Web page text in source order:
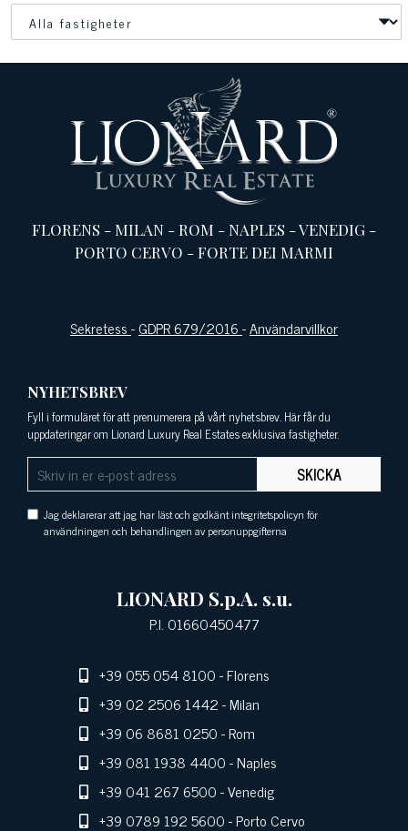
FLORENS -MILAN -ROM -NAPLES -VENEDIG -
PORTO CERVO -FORTE DEI MARMI
Sekretess-GDPR 679/2016-Användarvillkor
NYHETSBREV
Fyll i formuläret för att prenumerera på vårt nyhetsbrev. Här får du
uppdateringar om Lionard Luxury Real Estates exklusiva fastigheter.
SKICKA
Jag deklarerar att jag har läst och godkänt integritetspolicyn för
användningen och behandlingen av personuppgifterna
LIONARD S.p.A. s.u.
P.I. 01660450477
+39 055 054 8100- Florens
+39 02 2506 1442- Milan
+39 06 8681 0250- Rom
+39 081 1938 4400- Naples
+39 041 267 6500- Venedig
+39 0789 192 5600- Porto Cervo